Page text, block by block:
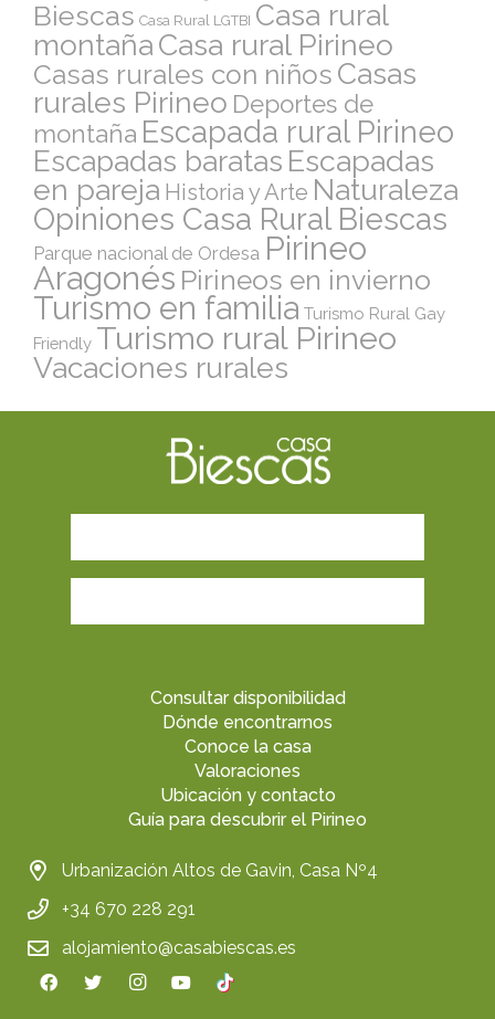
Biescas Casa Rural LGTBI Casa rural
montañaCasa rural Pirineo
Casas rurales con niños Casas
rurales Pirineo Deportes de
montaña Escapada rural Pirineo
Escapadas baratas Escapadas
en pareja Historia y Arte Naturaleza
Opiniones Casa Rural Biescas
Parque nacional de Ordesa Pirineo
Aragonés Pirineos en invierno
Turismo en familia Turismo Rural Gay
Friendly Turismo rural Pirineo
Vacaciones rurales
Consultar disponibilidad
Dónde encontrarnos
Conoce la casa
Valoraciones
Ubicación y contacto
Guía para descubrir el Pirineo
Urbanización Altos de Gavin, Casa Nº4
+34 670 228 291
alojamiento@casabiescas.es